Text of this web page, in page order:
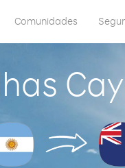
Comunidades